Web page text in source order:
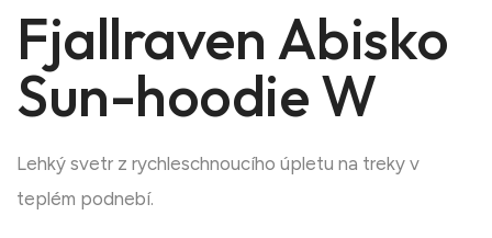
Fjallraven Abisko
Sun-hoodie W
Lehký svetr z rychleschnoucího úpletu na treky v
teplém podnebí.